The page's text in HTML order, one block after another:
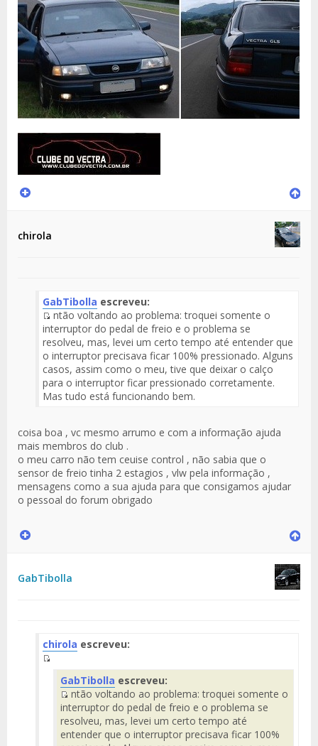
chirola
GabTibolla escreveu:
Fuente
del
Mensaje
ntão voltando ao problema: troquei somente o
interruptor do pedal de freio e o problema se
resolveu, mas, levei um certo tempo até entender que
o interruptor precisava ficar 100% pressionado. Alguns
casos, assim como o meu, tive que deixar o calço
para o interruptor ficar pressionado corretamente.
Mas tudo está funcionando bem.
coisa boa , vc mesmo arrumo e com a informação ajuda
mais membros do club .
o meu carro não tem ceuise control , não sabia que o
sensor de freio tinha 2 estagios , vlw pela informação ,
mensagens como a sua ajuda para que consigamos ajudar
o pessoal do forum obrigado
GabTibolla
chirola escreveu:
Fuente
del
Mensaje
GabTibolla escreveu:
Fuente
del
Mensaje
ntão voltando ao problema: troquei somente o
interruptor do pedal de freio e o problema se
resolveu, mas, levei um certo tempo até
entender que o interruptor precisava ficar 100%